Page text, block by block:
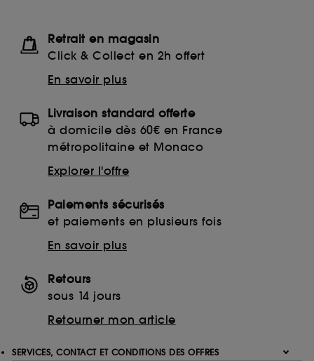
Retrait en magasin
Click & Collect en 2h offert
En savoir plus
Livraison standard offerte
à domicile dès 60€ en France
métropolitaine et Monaco
Explorer l'offre
Paiements sécurisés
et paiements en plusieurs fois
En savoir plus
Retours
sous 14 jours
Retourner mon article
SERVICES, CONTACT ET CONDITIONS DES OFFRES